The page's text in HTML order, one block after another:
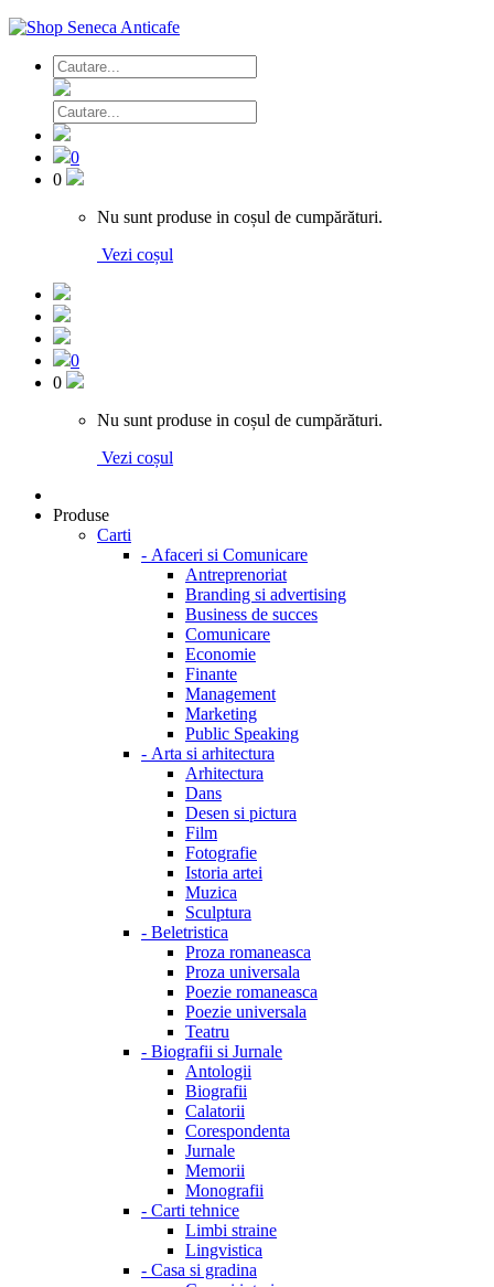
0
0
Nu sunt produse in coșul de cumpărături.
Vezi coșul
0
0
Nu sunt produse in coșul de cumpărături.
Vezi coșul
Produse
Carti
- Afaceri si Comunicare
Antreprenoriat
Branding si advertising
Business de succes
Comunicare
Economie
Finante
Management
Marketing
Public Speaking
- Arta si arhitectura
Arhitectura
Dans
Desen si pictura
Film
Fotografie
Istoria artei
Muzica
Sculptura
- Beletristica
Proza romaneasca
Proza universala
Poezie romaneasca
Poezie universala
Teatru
- Biografii si Jurnale
Antologii
Biografii
Calatorii
Corespondenta
Jurnale
Memorii
Monografii
- Carti tehnice
Limbi straine
Lingvistica
- Casa si gradina